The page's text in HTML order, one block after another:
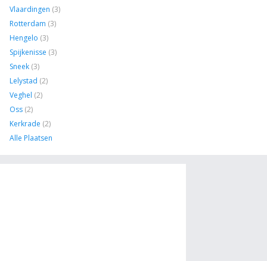
Vlaardingen (3)
Rotterdam (3)
Hengelo (3)
Spijkenisse (3)
Sneek (3)
Lelystad (2)
Veghel (2)
Oss (2)
Kerkrade (2)
Alle Plaatsen